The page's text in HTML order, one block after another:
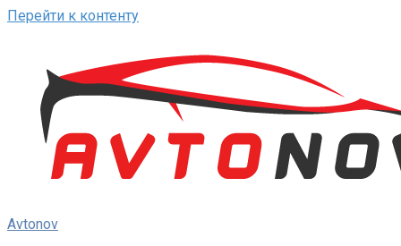
Перейти к контенту
Avtonov